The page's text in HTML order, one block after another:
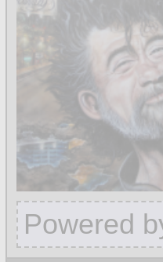
Powered